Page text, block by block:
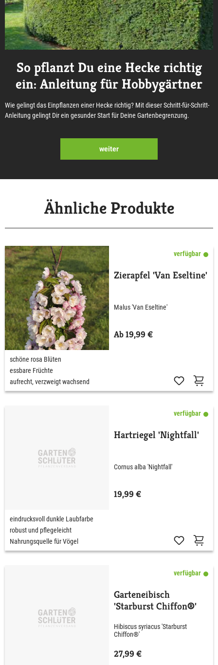
So pflanzt Du eine Hecke richtig
ein: Anleitung für Hobbygärtner
Wie gelingt das Einpflanzen einer Hecke richtig? Mit dieser Schritt-für-Schritt-
Anleitung gelingt Dir ein gesunder Start für Deine Gartenbegrenzung.
weiter
Ähnliche Produkte
verfügbar
Zierapfel 'Van Eseltine'
Malus 'Van Eseltine'
Ab 19,99 €
schöne rosa Blüten
essbare Früchte
aufrecht, verzweigt wachsend
verfügbar
Hartriegel 'Nightfall'
Cornus alba 'Nightfall'
19,99 €
eindrucksvoll dunkle Laubfarbe
robust und pflegeleicht
Nahrungsquelle für Vögel
verfügbar
Garteneibisch
'Starburst Chiffon®'
Hibiscus syriacus 'Starburst
Chiffon®'
27,99 €